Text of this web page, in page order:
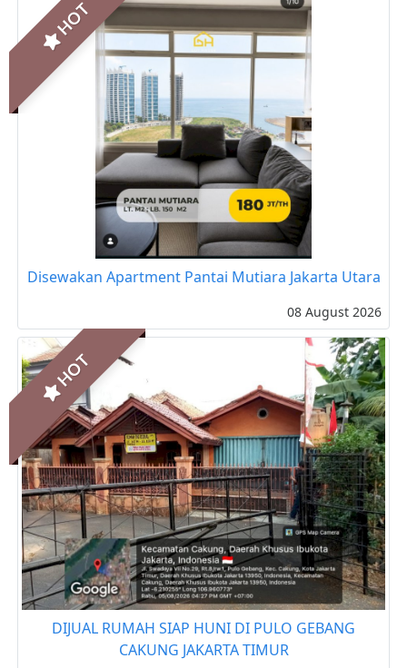
HOT
Disewakan Apartment Pantai Mutiara Jakarta Utara
08 August 2026
HOT
DIJUAL RUMAH SIAP HUNI DI PULO GEBANG
CAKUNG JAKARTA TIMUR